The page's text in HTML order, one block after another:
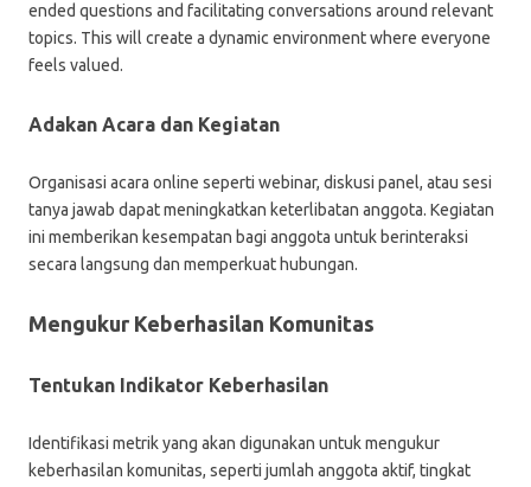
ended questions and facilitating conversations around relevant
topics. This will create a dynamic environment where everyone
feels valued.
Adakan Acara dan Kegiatan
Organisasi acara online seperti webinar, diskusi panel, atau sesi
tanya jawab dapat meningkatkan keterlibatan anggota. Kegiatan
ini memberikan kesempatan bagi anggota untuk berinteraksi
secara langsung dan memperkuat hubungan.
Mengukur Keberhasilan Komunitas
Tentukan Indikator Keberhasilan
Identifikasi metrik yang akan digunakan untuk mengukur
keberhasilan komunitas, seperti jumlah anggota aktif, tingkat